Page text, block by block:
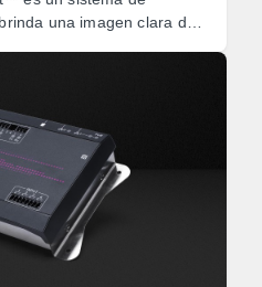
una imagen clara de